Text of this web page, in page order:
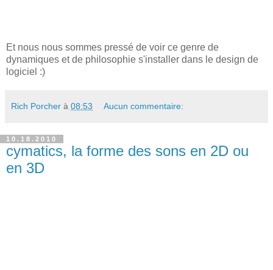
Et nous nous sommes pressé de voir ce genre de
dynamiques et de philosophie s'installer dans le design de
logiciel :)
Rich Porcher à 08:53 Aucun commentaire:
10.18.2010
cymatics, la forme des sons en 2D ou
en 3D